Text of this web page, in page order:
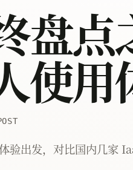
盘点
使用
验出发，对比国内几家